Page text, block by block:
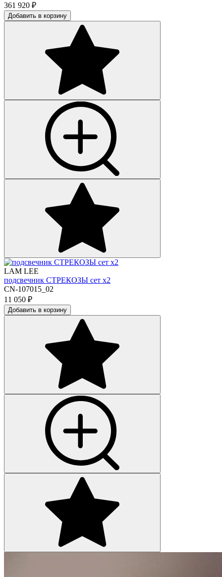
361 920 ₽
Добавить в корзину
LAM LEE
подсвечник СТРЕКОЗЫ сет х2
CN-107015_02
11 050 ₽
Добавить в корзину